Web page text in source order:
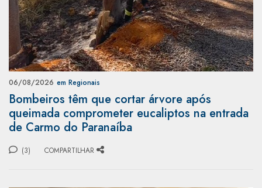
06/08/2026 em Regionais
Bombeiros têm que cortar árvore após
queimada comprometer eucaliptos na entrada
de Carmo do Paranaíba
(3) COMPARTILHAR